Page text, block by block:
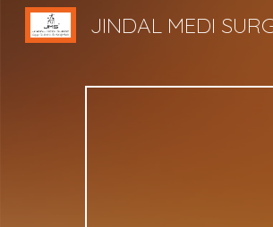
JINDAL MEDI